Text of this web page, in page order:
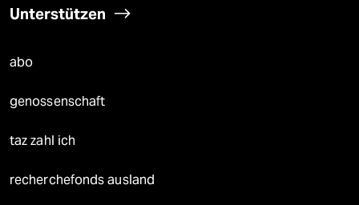
Unterstützen
abo
genossenschaft
taz zahl ich
recherchefonds ausland